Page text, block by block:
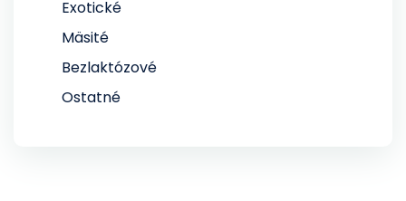
Exotické
Mäsité
Bezlaktózové
Ostatné